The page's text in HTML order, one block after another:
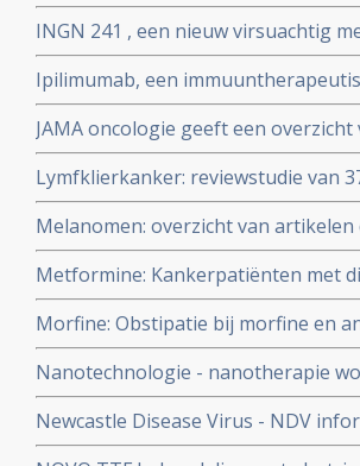
INGN 241 , een nieuw virsuachtig
ingespoten, geeft in fase I studie
geplaatst juni 2005
Ipilimumab, een
langere overleving bij patienten
intensief behandeld zijn. FDA keurt
melanomen
JAMA oncologie geeft een
studieverslagen in het jaar 2025
Lymfklierkanker: reviewstudie van
uit een groep van 810 patiënten
aanpak wel of niet werkte en deze
lymfklierkanker
Melanomen: overzicht van
linkerkolom voor artikelen. Update
Metformine: Kankerpatiënten met
overleven langer en blijven langer
suikerziekte die geen
zonder diabetes
Morfine: Obstipatie bij morfine en
Relistor is een officieel
Toegevoegd TNO rapport over
Nanotechnologie - nanotherapie
gebruikt.
Newcastle Disease Virus - NDV